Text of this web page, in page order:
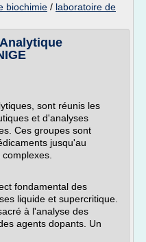
biochimie / laboratoire de
sont réunis les
et d'analyses
Ces groupes sont
jusqu'au
fondamental des
liquide et supercritique.
à l'analyse des
agents dopants. Un